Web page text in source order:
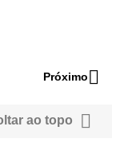
Próximo
ao topo 